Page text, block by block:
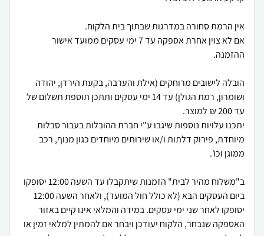
אם לא צוין אחרת אספקה עד 7 ימי עסקים ממועד אישור
הובלה לישובים מרוחקים (אילת והערבה, בקעת הירדן, יהודה
ושומרון, רמת הגולן) עד 14 ימי עסקים ותתכן תוספת תשלום של
יתכנו עלויות נוספות שיגבו ע"י חברת ההובלות בעבור סבלות
מיוחדת, פירוק דלתות ו/או שירותים מיוחדים כגון מנוף, רכב
ב"משלוח מהיר לבית" הזמנות שיתקבלו עד השעה 12:00 יסופקו
ביום העסקים הבא (לא כולל חול המועד), ולאחר השעה 12:00
יסופקו לאחר שני ימי עסקים. במידה והמלאי אינו קיים באזור
האספקה שנבחר, הלקוח יעודכן ויבחר אם להמתין למלאי זמין או